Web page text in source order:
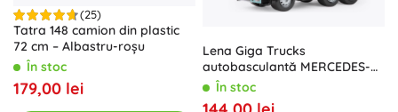
(25)
Tatra 148 camion din plastic
72 cm – Albastru-roșu
În stoc
179,00 lei
Lena Giga Trucks
autobasculantă MERCEDES-
BENZ AROCS, turcoaz
În stoc